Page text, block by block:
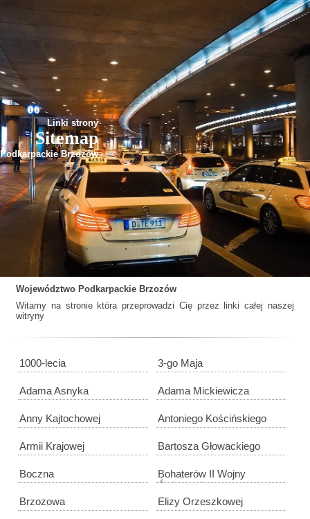
Linki strony
Sitemap
Podkarpackie Brzozów
Województwo Podkarpackie Brzozów
Witamy na stronie która przeprowadzi Cię przez linki całej naszej
witryny
1000-lecia 3-go Maja
Adama Asnyka Adama Mickiewicza
Anny Kajtochowej Antoniego Kościńskiego
Armii Krajowej Bartosza Głowackiego
Boczna
Bohaterów II Wojny
Światowej
Brzozowa
Elizy Orzeszkowej